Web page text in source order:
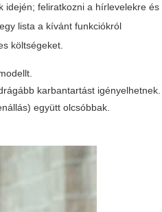
idején; feliratkozni a hírlevelekre és
lista a kívánt funkciókról
költségeket.
karbantartást igényelhetnek.
együtt olcsóbbak.